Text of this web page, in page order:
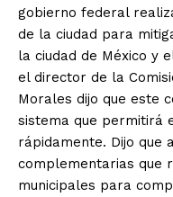
gobierno federal
de la ciudad para
la ciudad de México y
el director de la
Morales dijo que este
sistema que permitirá
rápidamente. Dijo que
complementarias que
municipales para